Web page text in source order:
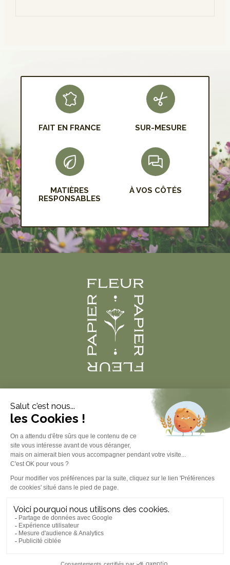
S'INSCRIRE
FAIT EN FRANCE SUR-MESURE
MATIÈRES
RESPONSABLES
À VOS CÔTÉS
Produits
À propos
Informations légales